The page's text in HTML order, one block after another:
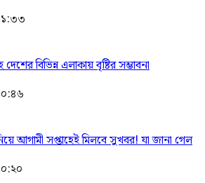
দেশের বিভিন্ন এলাকায় বৃষ্টির সম্ভাবনা
আগামী সপ্তাহেই মিলবে সুখবর! যা জানা গেল